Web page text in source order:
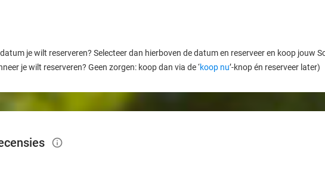
je wilt reserveren? Selecteer dan hierboven de datum en reserveer en koop jouw
je wilt reserveren? Geen zorgen: koop dan via de ‘koop nu’-knop én reserveer later)
info_outlined